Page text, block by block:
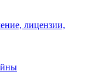
лицензии,